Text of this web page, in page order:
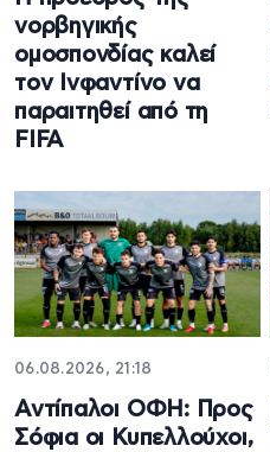
νορβηγικής
ομοσπονδίας καλεί
τον Ινφαντίνο να
παραιτηθεί από τη
FIFA
06.08.2026, 21:18
Αντίπαλοι ΟΦΗ: Προς
Σόφια οι Κυπελλούχοι,